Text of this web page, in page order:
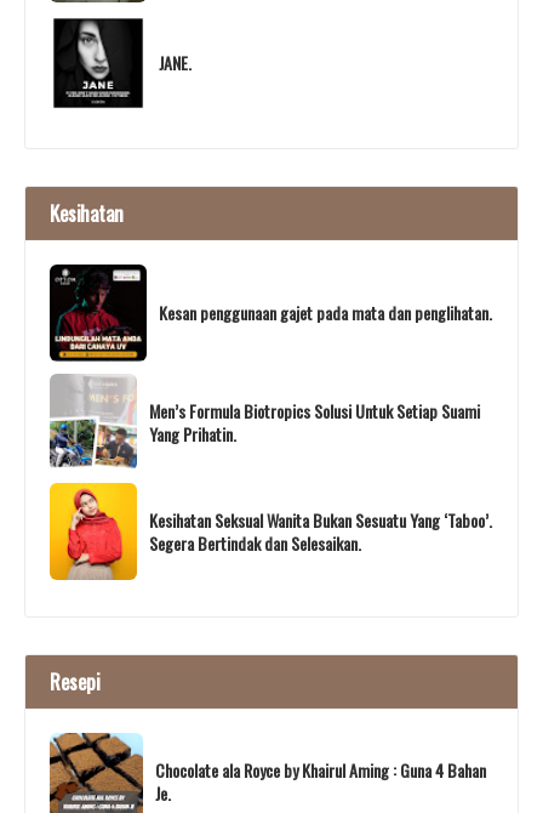
JANE.
Kesihatan
Kesan penggunaan gajet pada mata dan penglihatan.
Men’s Formula Biotropics Solusi Untuk Setiap Suami
Yang Prihatin.
Kesihatan Seksual Wanita Bukan Sesuatu Yang ‘Taboo’.
Segera Bertindak dan Selesaikan.
Resepi
Chocolate ala Royce by Khairul Aming : Guna 4 Bahan
Je.